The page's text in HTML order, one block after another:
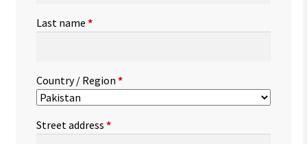
Last name *
Country / Region *
Street address *